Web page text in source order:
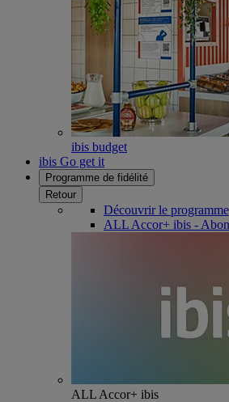
ibis budget
ibis Go get it
Programme de fidélité
Retour
Découvrir le programme
ALL Accor+ ibis -
ALL Accor+ ibis